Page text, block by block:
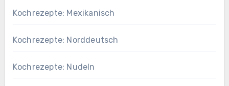
Kochrezepte: Mexikanisch
Kochrezepte: Norddeutsch
Kochrezepte: Nudeln